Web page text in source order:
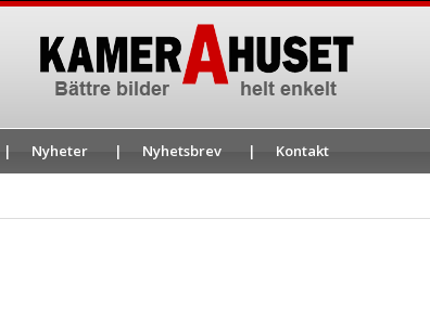
Nyheter Nyhetsbrev Kontakt